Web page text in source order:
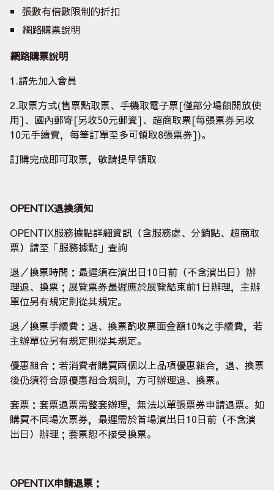
張數有倍數限制的折扣
網路購票說明
網路購票說明
1.請先加入會員
2.取票方式(售票點取票、手機取電子票[僅部分場館開放使
用]、國內郵寄[另收50元郵資]、超商取票[每張票券另收
10元手續費，每筆訂單至多可領取8張票券])。
訂購完成即可取票，敬請提早領取
OPENTIX退換須知
OPENTIX服務據點詳細資訊（含服務處、分銷點、超商取
票）請至「服務據點」查詢
退／換票時間：最遲須在演出日10日前（不含演出日）辦
理退、換票；展覽票券最遲應於展覽結束前1日辦理，主辦
單位另有規定則從其規定。
退／換票手續費：退、換票酌收票面金額10%之手續費，若
主辦單位另有規定則從其規定。
優惠組合：若消費者購買兩個以上品項優惠組合，退、換票
後仍須符合原優惠組合規則，方可辦理退、換票。
套票：套票退票需整套辦理，無法以單張票券申請退票。如
購買不同場次票券，最遲需於首場演出日10日前（不含演
出日）辦理；套票恕不接受換票。
OPENTIX申請退票：